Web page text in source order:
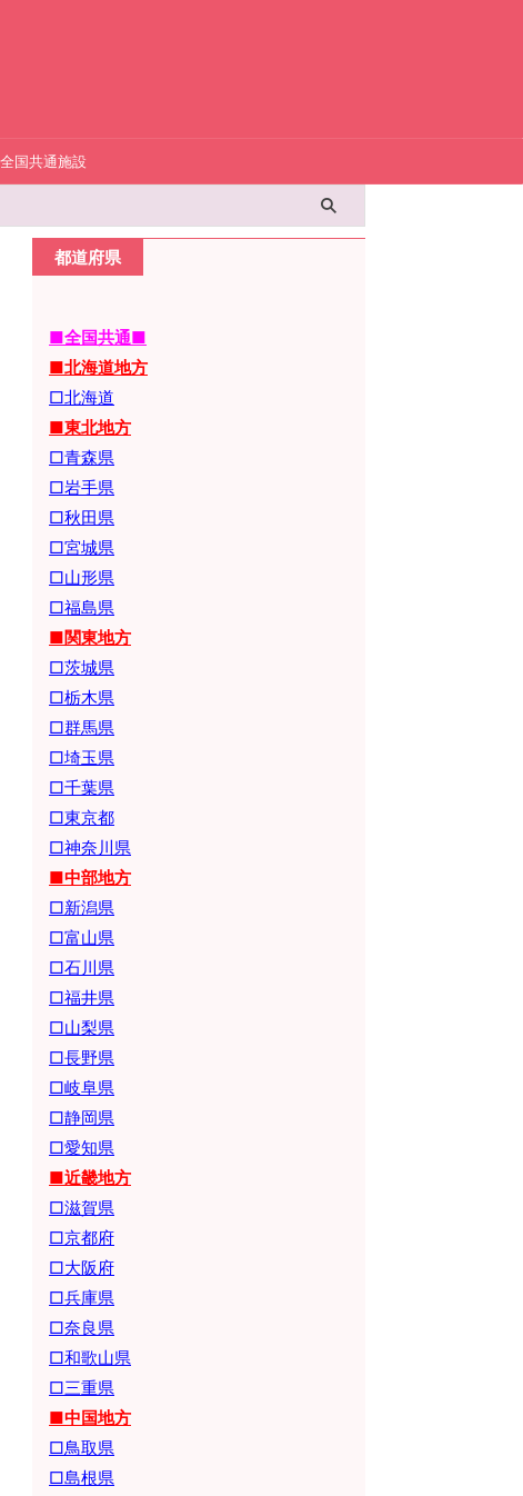
全国共通施設
都道府県
■全国共通■
■北海道地方
□北海道
■東北地方
□青森県
□岩手県
□秋田県
□宮城県
□山形県
□福島県
■関東地方
□茨城県
□栃木県
□群馬県
□埼玉県
□千葉県
□東京都
□神奈川県
■中部地方
□新潟県
□富山県
□石川県
□福井県
□山梨県
□長野県
□岐阜県
□静岡県
□愛知県
■近畿地方
□滋賀県
□京都府
□大阪府
□兵庫県
□奈良県
□和歌山県
□三重県
■中国地方
□鳥取県
□島根県